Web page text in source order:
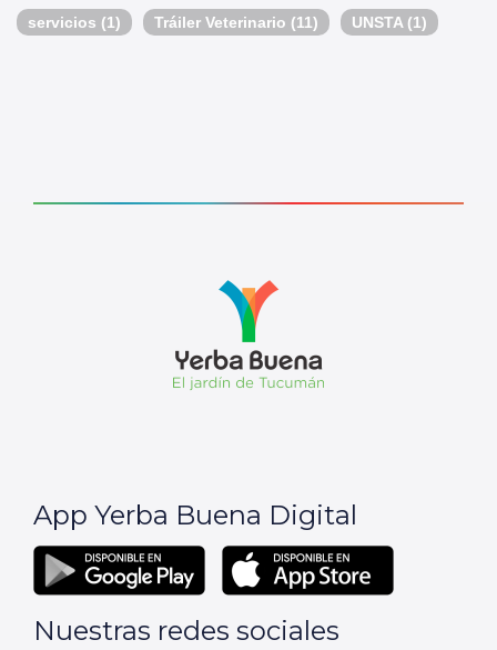
servicios (1) Tráiler Veterinario (11) UNSTA (1)
App Yerba Buena Digital
Nuestras redes sociales